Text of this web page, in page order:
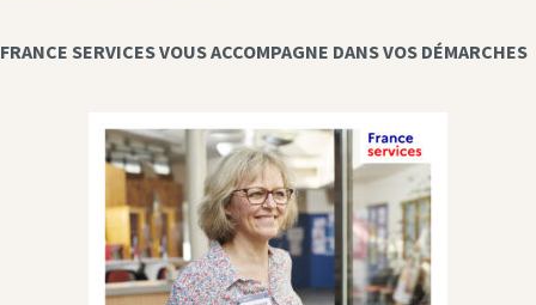
FRANCE SERVICES VOUS ACCOMPAGNE DANS VOS DÉMARCHES